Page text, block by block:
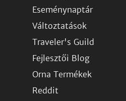
Eseménynaptár
Változtatások
Traveler's Guild
Fejlesztői Blog
Orna Termékek
Reddit